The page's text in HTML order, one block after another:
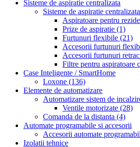
Sisteme de aspiratie centralizata
Sisteme de aspiratie
Aspiratoare pentru
Prize de aspiratie (1)
Furtunuri flexibile (21)
Accesorii furtunuri
Accesorii furtunuri
Filtre pentru aspiratoare
Case Inteligente / SmartHome
Loxone (136)
Elemente de automatizare
Automatizare sistem de
Ventile motorizate (28)
Comanda de la distanta (4)
Automate programabile si accesorii
Accesorii automate
Izolatii tehnice